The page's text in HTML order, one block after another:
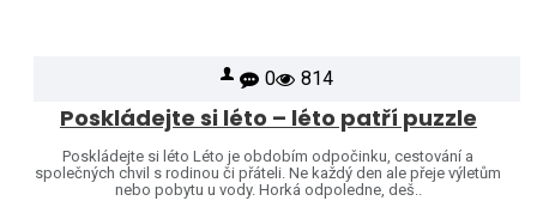
0 814
Poskládejte si léto – léto patří puzzle
Poskládejte si léto Léto je obdobím odpočinku, cestování a
společných chvil s rodinou či přáteli. Ne každý den ale přeje výletům
nebo pobytu u vody. Horká odpoledne, deš..